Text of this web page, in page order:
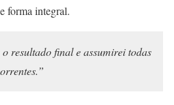
forma integral.
resultado final e assumirei todas